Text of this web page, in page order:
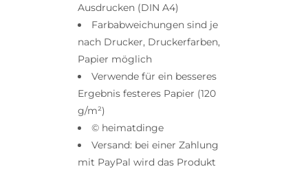
Ausdrucken (DIN A4)
Farbabweichungen sind je
nach Drucker, Druckerfarben,
Papier möglich
Verwende für ein besseres
Ergebnis festeres Papier (120
g/m²)
© heimatdinge
Versand: bei einer Zahlung
mit PayPal wird das Produkt